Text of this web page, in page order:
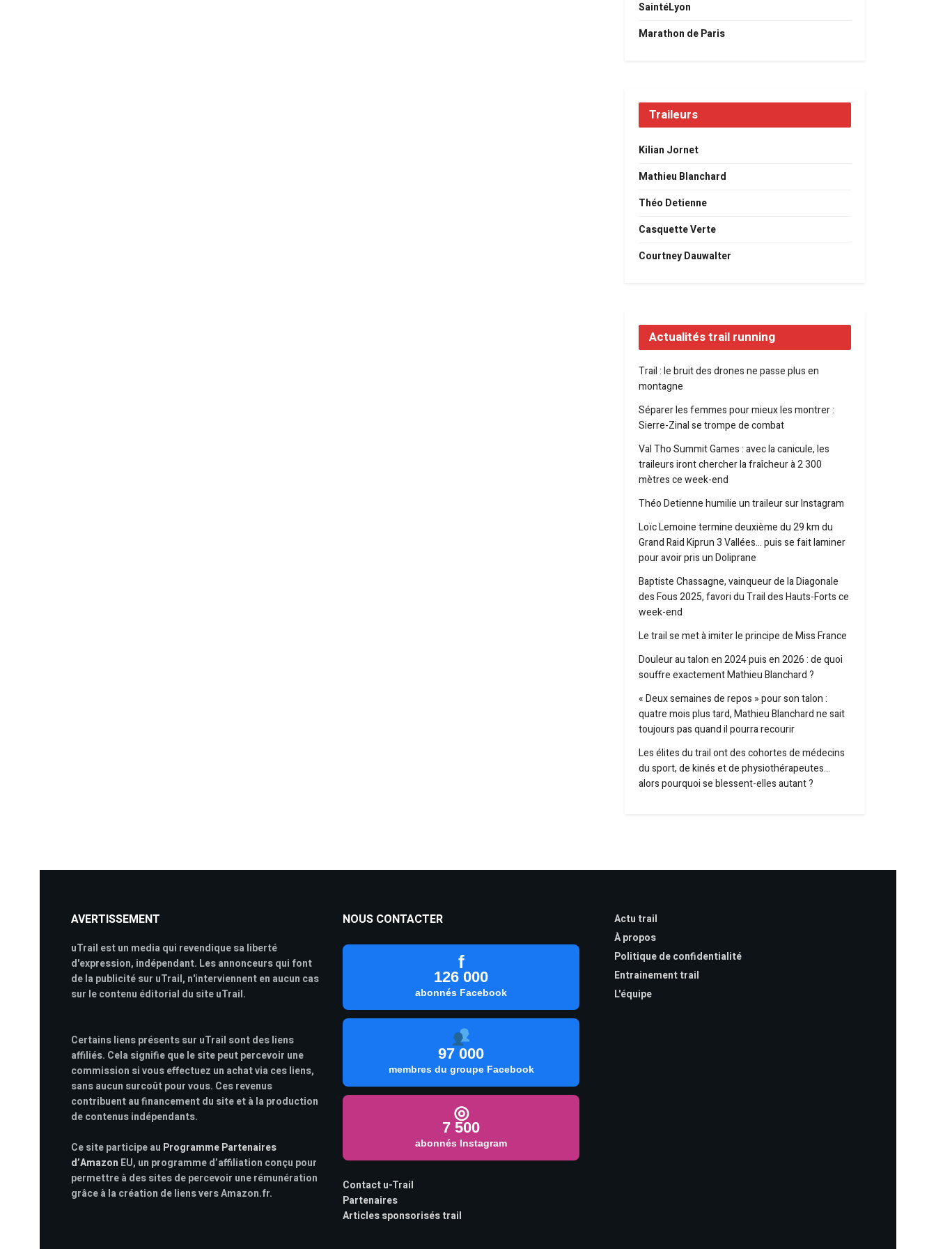
SaintéLyon
Marathon de Paris
Traileurs
Kilian Jornet
Mathieu Blanchard
Théo Detienne
Casquette Verte
Courtney Dauwalter
Actualités trail running
Trail : le bruit des drones ne passe plus en
montagne
Séparer les femmes pour mieux les montrer :
Sierre-Zinal se trompe de combat
Val Tho Summit Games : avec la canicule, les
traileurs iront chercher la fraîcheur à 2 300
mètres ce week-end
Théo Detienne humilie un traileur sur Instagram
Loïc Lemoine termine deuxième du 29 km du
Grand Raid Kiprun 3 Vallées… puis se fait laminer
pour avoir pris un Doliprane
Baptiste Chassagne, vainqueur de la Diagonale
des Fous 2025, favori du Trail des Hauts-Forts ce
week-end
Le trail se met à imiter le principe de Miss France
Douleur au talon en 2024 puis en 2026 : de quoi
souffre exactement Mathieu Blanchard ?
« Deux semaines de repos » pour son talon :
quatre mois plus tard, Mathieu Blanchard ne sait
toujours pas quand il pourra recourir
Les élites du trail ont des cohortes de médecins
du sport, de kinés et de physiothérapeutes…
alors pourquoi se blessent-elles autant ?
AVERTISSEMENT
uTrail est un media qui revendique sa liberté
d'expression, indépendant. Les annonceurs qui font
de la publicité sur uTrail, n'interviennent en aucun cas
sur le contenu éditorial du site uTrail.
Certains liens présents sur uTrail sont des liens
affiliés. Cela signifie que le site peut percevoir une
commission si vous effectuez un achat via ces liens,
sans aucun surcoût pour vous. Ces revenus
contribuent au financement du site et à la production
de contenus indépendants.
Ce site participe au Programme Partenaires
d’Amazon EU, un programme d’affiliation conçu pour
permettre à des sites de percevoir une rémunération
grâce à la création de liens vers Amazon.fr.
NOUS CONTACTER
f
126 000
abonnés Facebook
97 000
membres du groupe Facebook
◎
7 500
abonnés Instagram
Contact u-Trail
Partenaires
Articles sponsorisés trail
Actu trail
À propos
Politique de confidentialité
Entrainement trail
L'équipe